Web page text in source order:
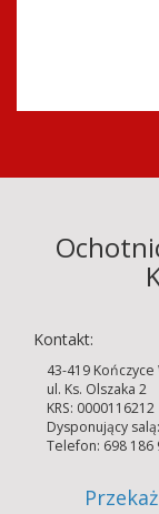
Kontakt:
43-419 Kończyce
ul. Ks. Olszaka 2
KRS: 0000116212
Dysponujący
Telefon: 698 186